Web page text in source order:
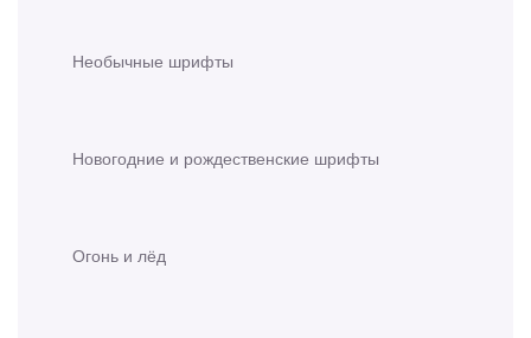
Необычные шрифты
Новогодние и рождественские шрифты
Огонь и лёд